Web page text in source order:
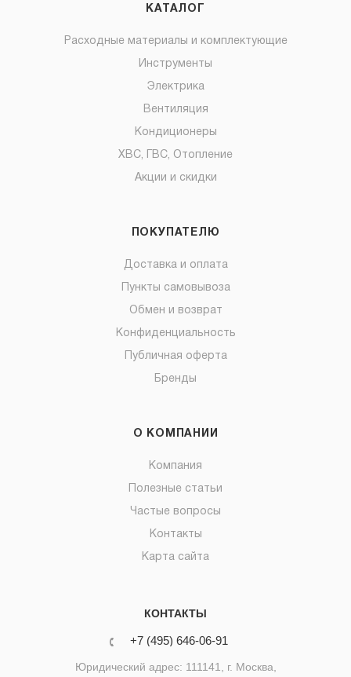
КАТАЛОГ
Расходные материалы и комплектующие
Инструменты
Электрика
Вентиляция
Кондиционеры
ХВС, ГВС, Отопление
Акции и скидки
ПОКУПАТЕЛЮ
Доставка и оплата
Пункты самовывоза
Обмен и возврат
Конфиденциальность
Публичная оферта
Бренды
О КОМПАНИИ
Компания
Полезные статьи
Частые вопросы
Контакты
Карта сайта
КОНТАКТЫ
+7 (495) 646-06-91
Юридический адрес: 111141, г. Москва,